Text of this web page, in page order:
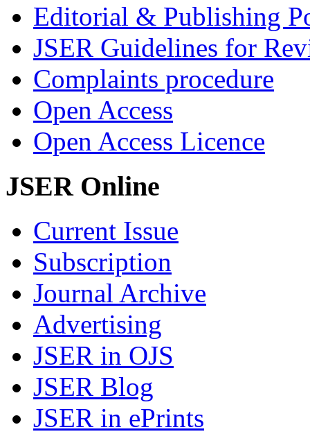
Editorial & Publishing
JSER Guidelines for
Complaints procedure
Open Access
Open Access Licence
JSER Online
Current Issue
Subscription
Journal Archive
Advertising
JSER in OJS
JSER Blog
JSER in ePrints